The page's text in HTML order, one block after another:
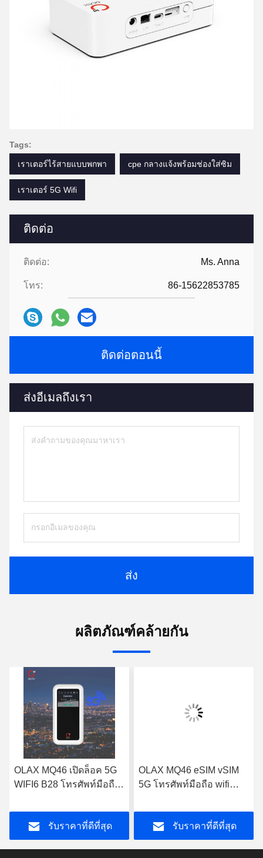
ติดต่อ
ติดต่อ: Ms. Anna
โทร: 86-15622853785
ติดต่อตอนนี้
ส่งอีเมลถึงเรา
ส่ง
Tags:
เราเตอร์ไร้สายแบบพกพา cpe กลางแจ้งพร้อมช่องใส่ซิม
เราเตอร์ 5G Wifi
ผลิตภัณฑ์คล้ายกัน
OLAX MQ46 เปิดล็อค 5G
WIFI6 B28 โทรศัพท์มือถือ
router พกพา 5G LTE โฮ
ทสป็อตไร้สาย Pocket wifi
router
รับราคาที่ดีที่สุด
OLAX MQ46 eSIM vSIM
5G โทรศัพท์มือถือ wifi
โทรศัพท์มือถือ MIFI 5G
LTE โฮตสปอตไร้สาย รู
เตอร์ Wifi กระเป๋า
รับราคาที่ดีที่สุด